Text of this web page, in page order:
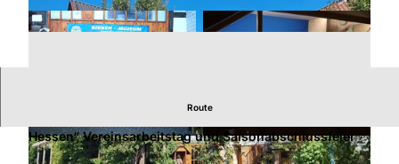
© Marcel Heitkamp |CC-BY-SA © Marcel Heitkamp |CC-BY-SA
Route
Hessen“ Vereinsarbeitstag und Saisonabschlussfeier